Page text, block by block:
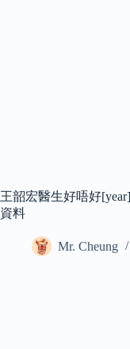
王韶宏醫生好唔好
資料
Mr. Cheung